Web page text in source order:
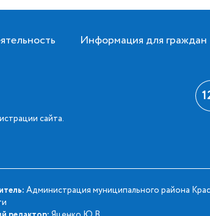
Информация для граждан
сайта.
Администрация муниципального района